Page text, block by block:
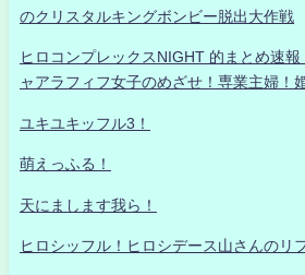
のクリスタルキングボンビー脱出大作戦
ヒロコンプレックスNIGHT 的まとめ速
ャアラフィフ女子のめざせ！専業主婦！
ユキユキッフル3！
萌えっふる！
天にまします我ら！
ヒロシッフル！ヒロシデース山さんのリ